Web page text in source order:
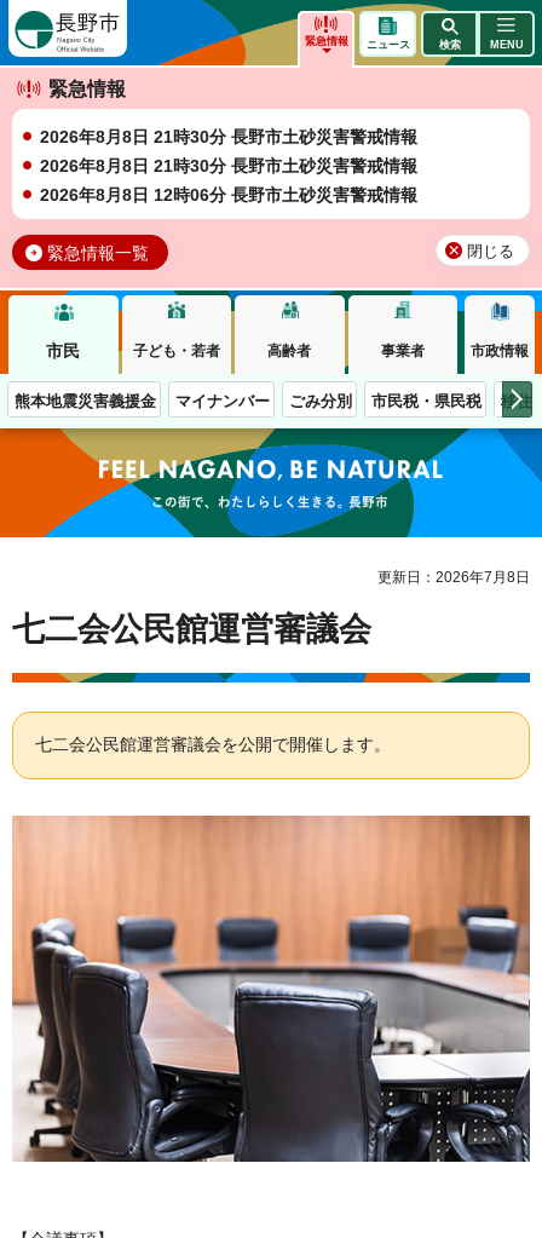
緊急情報
緊急情報
2026年8月8日 21時30分 長野市土砂災害警戒情報
2026年8月8日 21時30分 長野市土砂災害警戒情報
2026年8月8日 12時06分 長野市土砂災害警戒情報
緊急情報一覧 閉じる
ニュース 検索 MENU
市民 子ども・若者 高齢者 事業者 市政情報
熊本地震災害義援金 マイナンバー ごみ分別 市民税・県民税 移住
この街で、わたしらしく生きる。長野市
更新日：2026年7月8日
七二会公民館運営審議会
七二会公民館運営審議会を公開で開催します。